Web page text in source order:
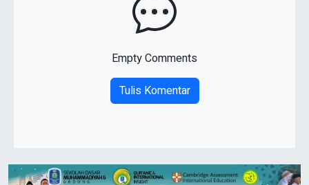
Empty Comments
Tulis Komentar